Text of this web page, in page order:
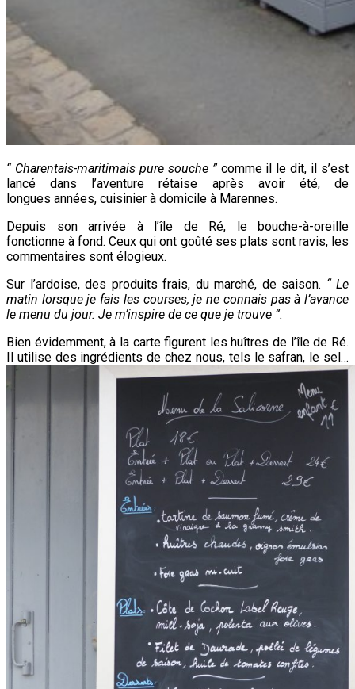
“ Charentais-maritimais pure souche ”comme il le dit, il s’est
lancé dans l’aventure rétaise après avoir été, de
longues années, cuisinier à domicile à Marennes.
Depuis son arrivée à l’île de Ré, le bouche-à-oreille
fonctionne à fond. Ceux qui ont goûté ses plats sont ravis, les
commentaires sont élogieux.
Sur l’ardoise, des produits frais, du marché, de saison. “ Le
matin lorsque je fais les courses, je ne connais pas à l’avance
le menu du jour. Je m’inspire de ce que je trouve ”.
Bien évidemment, à la carte figurent les huîtres de l’île de Ré.
Il utilise des ingrédients de chez nous, tels le safran, le sel…